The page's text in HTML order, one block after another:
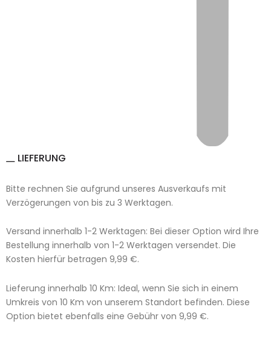
LIEFERUNG
Bitte rechnen Sie aufgrund unseres Ausverkaufs mit
Verzögerungen von bis zu 3 Werktagen.
Versand innerhalb 1-2 Werktagen: Bei dieser Option wird Ihre
Bestellung innerhalb von 1-2 Werktagen versendet. Die
Kosten hierfür betragen 9,99 €.
Lieferung innerhalb 10 Km: Ideal, wenn Sie sich in einem
Umkreis von 10 Km von unserem Standort befinden. Diese
Option bietet ebenfalls eine Gebühr von 9,99 €.